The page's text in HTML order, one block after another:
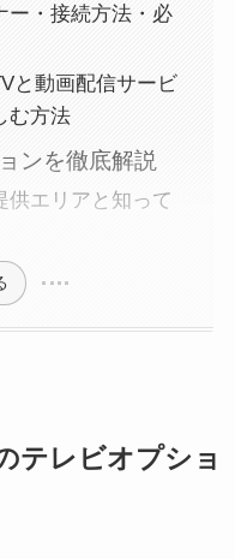
・接続方法・必
と動画配信サービ
む方法
ンを徹底解説
供エリアと知って
テレビオプショ